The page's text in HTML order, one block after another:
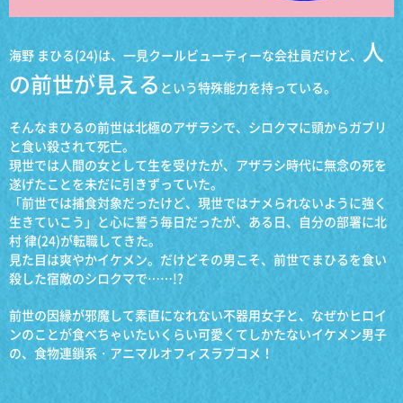
海野 まひる(24)は、一見クールビューティーな会社員だけど、 人
の前世が見える という特殊能力を持っている。
そんなまひるの前世は北極のアザラシで、シロクマに頭からガブリ
と食い殺されて死亡。
現世では人間の女として生を受けたが、アザラシ時代に無念の死を
遂げたことを未だに引きずっていた。
「前世では捕食対象だったけど、現世ではナメられないように強く
生きていこう」と心に誓う毎日だったが、ある日、自分の部署に北
村 律(24)が転職してきた。
見た目は爽やかイケメン。だけどその男こそ、前世でまひるを食い
殺した宿敵のシロクマで……!?
前世の因縁が邪魔して素直になれない不器用女子と、なぜかヒロイ
ンのことが食べちゃいたいくらい可愛くてしかたないイケメン男子
の、食物連鎖系・アニマルオフィスラブコメ！